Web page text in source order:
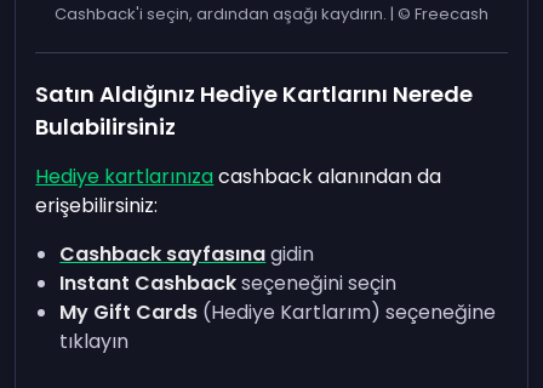
Cashback'i seçin, ardından aşağı kaydırın. | © Freecash
Satın Aldığınız Hediye Kartlarını Nerede
Bulabilirsiniz
Hediye kartlarınızacashback alanından da
erişebilirsiniz:
Cashback sayfasınagidin
Instant Cashbackseçeneğini seçin
My Gift Cards (Hediye Kartlarım) seçeneğine
tıklayın